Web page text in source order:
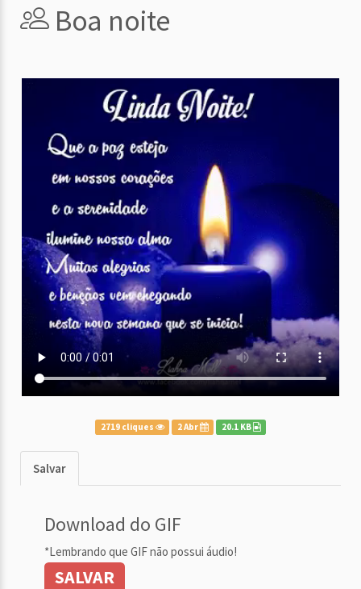
Boa noite
2719 cliques 2 Abr 20.1 KB
Salvar
Download do GIF
*Lembrando que GIF não possui áudio!
SALVAR